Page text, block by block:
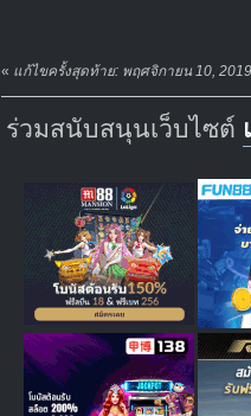
« แก้ไขครั้งสุดท้าย: พฤศจิกายน 10,
ร่วมสนับสนุนเว็บไซต์